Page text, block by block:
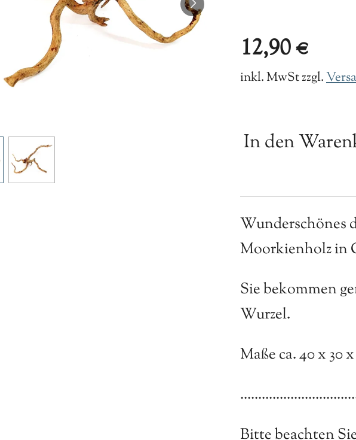
12,90 €
inkl. MwSt zzgl.
In den
Wunderschönes
Moorkienholz in
Sie bekommen
Wurzel.
Maße ca. 40 x 30
Bitte beachten